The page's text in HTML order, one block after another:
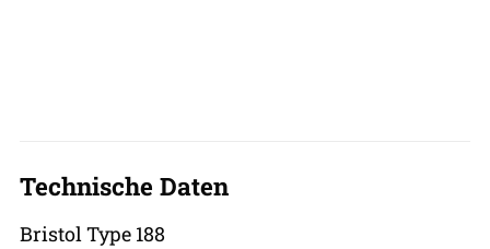
Technische Daten
Bristol Type 188